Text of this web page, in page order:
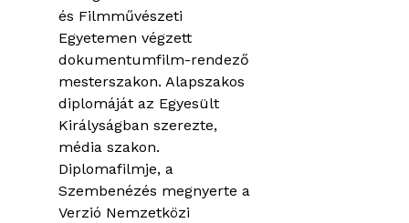
és Filmművészeti
Egyetemen végzett
dokumentumfilm-rendező
mesterszakon. Alapszakos
diplomáját az Egyesült
Királyságban szerezte,
média szakon.
Diplomafilmje, a
Szembenézés megnyerte a
Verzió Nemzetközi